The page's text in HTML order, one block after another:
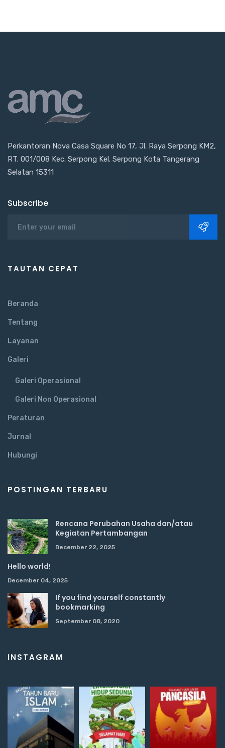
Perkantoran Nova Casa Square No 17, Jl. Raya Serpong KM2,
RT. 001/008 Kec. Serpong Kel. Serpong Kota Tangerang
Selatan 15311
Subscribe
TAUTAN CEPAT
Beranda
Tentang
Layanan
Galeri
Galeri Operasional
Galeri Non Operasional
Peraturan
Jurnal
Hubungi
POSTINGAN TERBARU
Rencana Perubahan Usaha dan/atau
Kegiatan Pertambangan
December 22, 2025
Hello world!
December 04, 2025
If you find yourself constantly
bookmarking
September 08, 2020
INSTAGRAM